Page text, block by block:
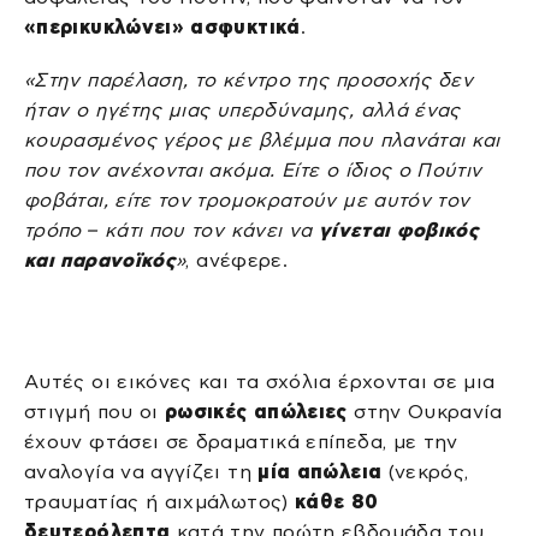
«περικυκλώνει» ασφυκτικά.
«Στην παρέλαση, το κέντρο της προσοχής δεν
ήταν ο ηγέτης μιας υπερδύναμης, αλλά ένας
κουρασμένος γέρος με βλέμμα που πλανάται και
που τον ανέχονται ακόμα. Είτε ο ίδιος ο Πούτιν
φοβάται, είτε τον τρομοκρατούν με αυτόν τον
τρόπο – κάτι που τον κάνει να γίνεται φοβικός
και παρανοϊκός», ανέφερε.
Αυτές οι εικόνες και τα σχόλια έρχονται σε μια
στιγμή που οι ρωσικές απώλειες στην Ουκρανία
έχουν φτάσει σε δραματικά επίπεδα, με την
αναλογία να αγγίζει τη μία απώλεια (νεκρός,
τραυματίας ή αιχμάλωτος) κάθε 80
δευτερόλεπτα κατά την πρώτη εβδομάδα του